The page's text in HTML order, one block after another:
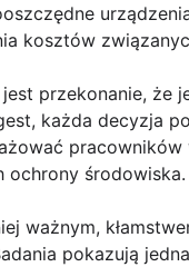
kosztów
przekonanie, że
każda decyzja
środowiska.
ważnym,
pokazują